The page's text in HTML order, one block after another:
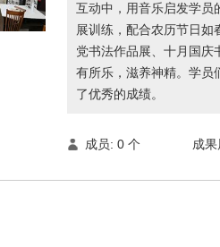
互动中，用音乐启发学员
展训练，配合农历节日
党书法作品展、十月国庆
有所乐，滋养神精。学员
了优秀的成绩。
成员: 0 个 成